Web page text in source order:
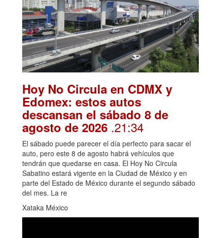
Hoy No Circula en CDMX y
Edomex: estos autos
descansan el sábado 8 de
agosto de 2026 .21:34
El sábado puede parecer el día perfecto para sacar el
auto, pero este 8 de agosto habrá vehículos que
tendrán que quedarse en casa. El Hoy No Circula
Sabatino estará vigente en la Ciudad de México y en
parte del Estado de México durante el segundo sábado
del mes. La re
Xataka México